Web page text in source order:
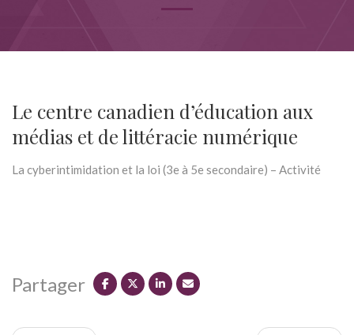
Le centre canadien d’éducation aux
médias et de littéracie numérique
La cyberintimidation et la loi (3e à 5e secondaire) – Activité
Partager